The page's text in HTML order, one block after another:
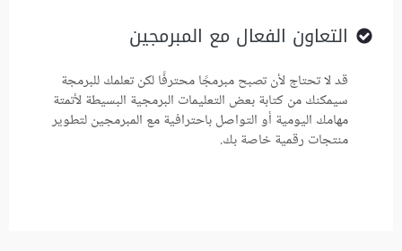
التعاون الفعال مع المبرمجين
قد لا تحتاج لأن تصبح مبرمجًا محترفًا لكن تعلمك للبرمجة
سيمكنك من كتابة بعض التعليمات البرمجية البسيطة لأتمتة
مهامك اليومية أو التواصل باحترافية مع المبرمجين لتطوير
منتجات رقمية خاصة بك.